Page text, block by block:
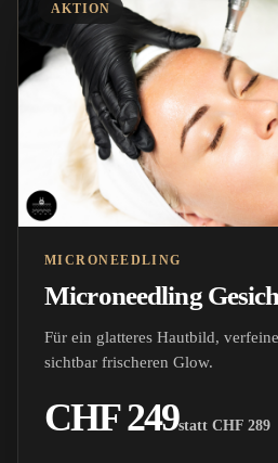
AKTION
MICRONEEDLING
Microneedling
Für ein glatteres Hautbild,
sichtbar frischeren Glow.
CHF 249statt CHF 289